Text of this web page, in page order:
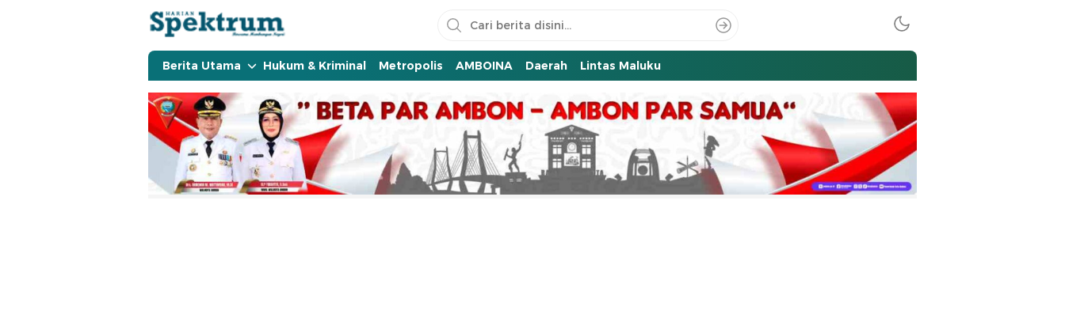
spektrumonline.com
Berita Utama Hukum & Kriminal Metropolis AMBOINA Daerah Lintas Maluku